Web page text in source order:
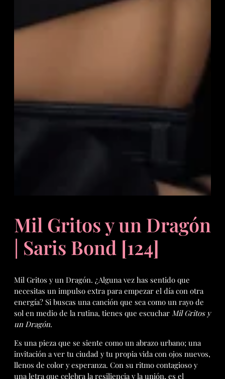
Mil Gritos y un Dragón
| Saris Bond [124]
Mil Gritos y un Dragón. ¿Alguna vez has sentido que
necesitas un impulso extra para empezar el día con otra
energía? Si buscas una canción que sea como un rayo de
sol en medio de la rutina, tienes que escuchar Mil Gritos y
un Dragón.
Es una pieza que se siente como un abrazo urbano; una
invitación a ver tu ciudad y tu propia vida con ojos nuevos,
llenos de color y esperanza. Con su ritmo contagioso y
una letra que celebra la resiliencia y la unión, es el